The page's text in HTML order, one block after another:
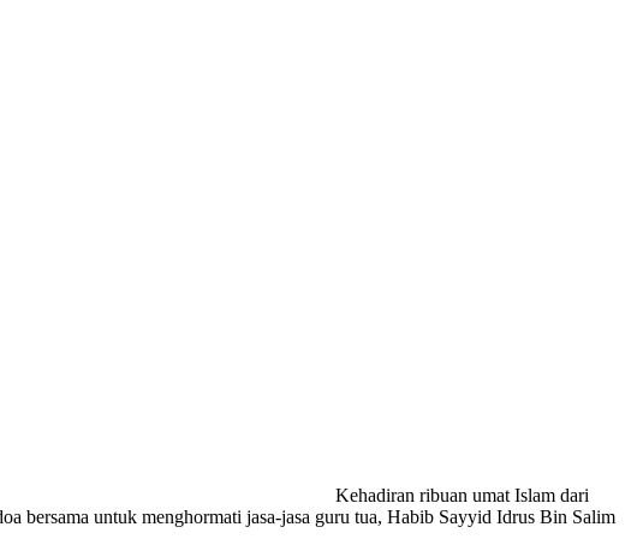
Kehadiran ribuan umat Islam dari
bersama untuk menghormati jasa-jasa guru tua, Habib Sayyid Idrus Bin Salim